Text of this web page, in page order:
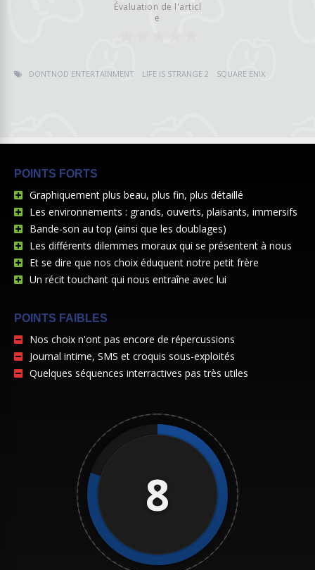
Évaluation de l'articl
e
DONTNOD ENTERTAINMENT LIFE IS STRANGE 2 SQUARE ENIX
POINTS FORTS
Graphiquement plus beau, plus fin, plus détaillé
Les environnements : grands, ouverts, plaisants, immersifs
Bande-son au top (ainsi que les doublages)
Les différents dilemmes moraux qui se présentent à nous
Et se dire que nos choix éduquent notre petit frère
Un récit touchant qui nous entraîne avec lui
POINTS FAIBLES
Nos choix n'ont pas encore de répercussions
Journal intime, SMS et croquis sous-exploités
Quelques séquences interractives pas très utiles
8